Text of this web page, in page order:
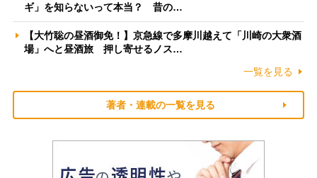
ギ」を知らないって本当？ 昔の…
【大竹聡の昼酒御免！】京急線で多摩川越えて「川崎の大衆酒
場」へと昼酒旅 押し寄せるノス…
一覧を見る
著者・連載の一覧を見る